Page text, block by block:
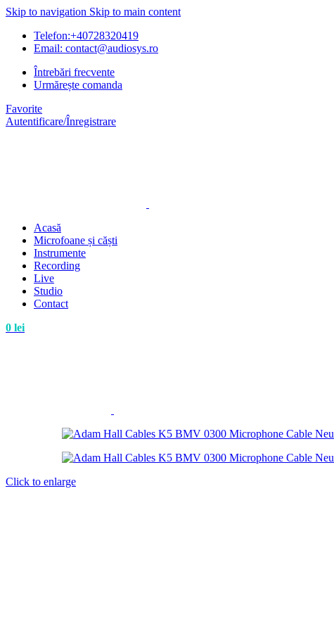
Skip to navigation Skip to main content
Telefon:+40728320419
Email: contact@audiosys.ro
Întrebări frecvente
Urmărește comanda
Favorite
Autentificare/Înregistrare
Acasă
Microfoane și căști
Instrumente
Recording
Live
Studio
Contact
0 lei
Click to enlarge